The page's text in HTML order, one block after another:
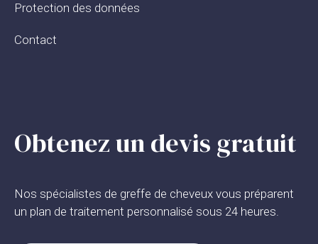
Protection des données
Contact
Obtenez un devis gratuit
Nos spécialistes de greffe de cheveux vous préparent
un plan de traitement personnalisé sous 24 heures.